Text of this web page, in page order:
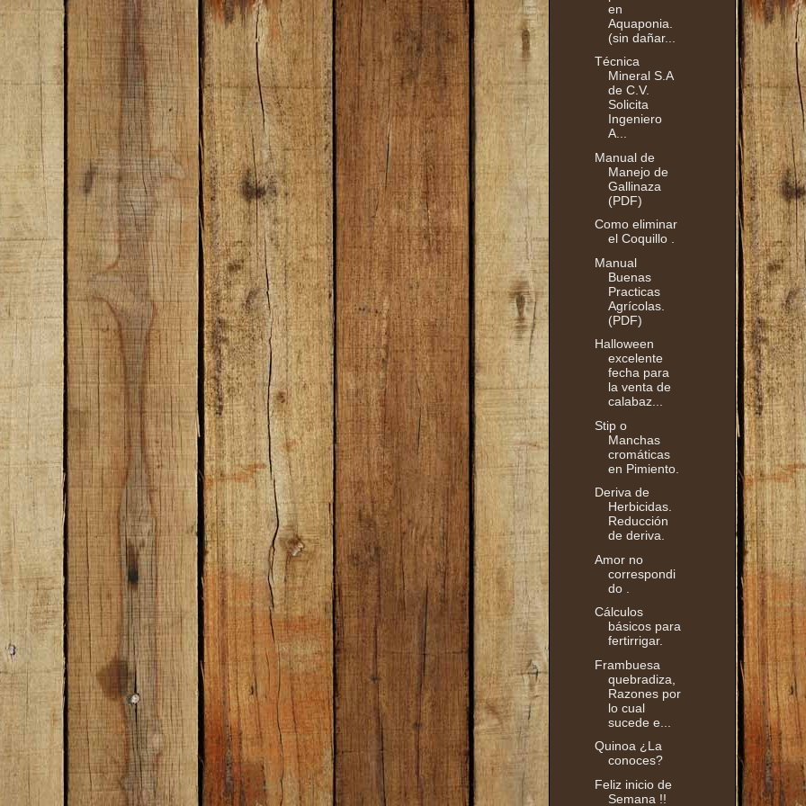
en
Aquaponia.
(sin dañar...
Técnica
Mineral S.A
de C.V.
Solicita
Ingeniero
A...
Manual de
Manejo de
Gallinaza
(PDF)
Como eliminar
el Coquillo .
Manual
Buenas
Practicas
Agrícolas.
(PDF)
Halloween
excelente
fecha para
la venta de
calabaz...
Stip o
Manchas
cromáticas
en Pimiento.
Deriva de
Herbicidas.
Reducción
de deriva.
Amor no
correspondi
do .
Cálculos
básicos para
fertirrigar.
Frambuesa
quebradiza,
Razones por
lo cual
sucede e...
Quinoa ¿La
conoces?
Feliz inicio de
Semana !!